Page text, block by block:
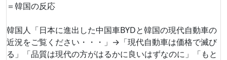
＝韓国の反応
韓国人「日本に進出した中国車BYDと韓国の現代自動車の
近況をご覧ください・・・」→「現代自動車は価格で滅び
る」「品質は現代の方がはるかに良いはずなのに」「もと